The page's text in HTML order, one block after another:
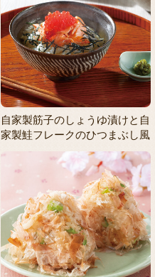
自家製筋子のしょうゆ漬けと自
家製鮭フレークのひつまぶし風